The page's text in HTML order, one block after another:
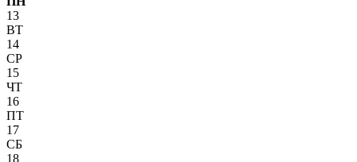
13
ВТ
14
СР
15
ЧТ
16
ПТ
17
СБ
18